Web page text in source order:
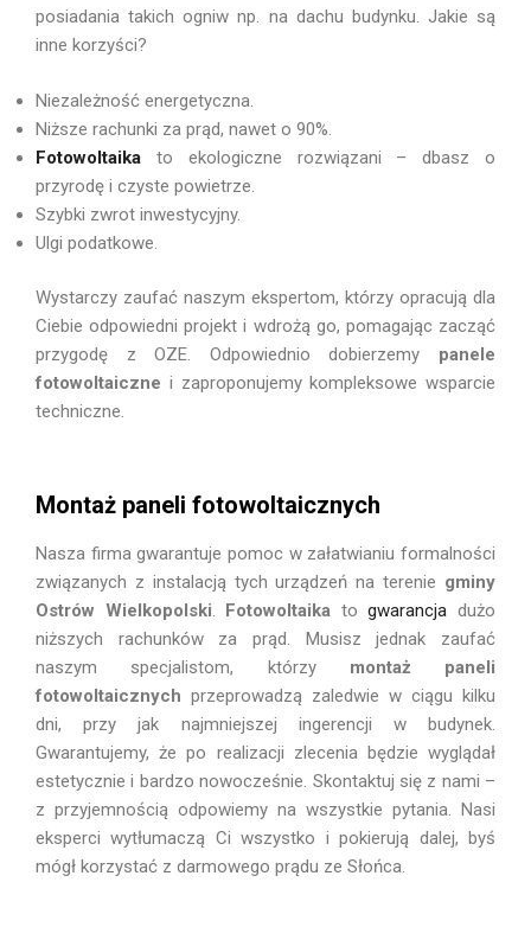
posiadania takich ogniw np. na dachu budynku. Jakie są
inne korzyści?
Niezależność energetyczna.
Niższe rachunki za prąd, nawet o 90%.
Fotowoltaika
to ekologiczne rozwiązani – dbasz o
przyrodę i czyste powietrze.
Szybki zwrot inwestycyjny.
Ulgi podatkowe.
Wystarczy zaufać naszym ekspertom, którzy opracują dla
Ciebie odpowiedni projekt i wdrożą go, pomagając zacząć
przygodę z OZE. Odpowiednio dobierzemy panele
fotowoltaiczne i zaproponujemy kompleksowe wsparcie
techniczne.
Montaż paneli fotowoltaicznych
Nasza firma gwarantuje pomoc w załatwianiu formalności
związanych z instalacją tych urządzeń na terenie gminy
Ostrów Wielkopolski
Fotowoltaika togwarancja dużo
niższych rachunków za prąd. Musisz jednak zaufać
naszym specjalistom, którzy montaż paneli
fotowoltaicznych przeprowadzą zaledwie w ciągu kilku
dni, przy jak najmniejszej ingerencji w budynek.
Gwarantujemy, że po realizacji zlecenia będzie wyglądał
estetycznie i bardzo nowocześnie. Skontaktuj się z nami –
z przyjemnością odpowiemy na wszystkie pytania. Nasi
eksperci wytłumaczą Ci wszystko i pokierują dalej, byś
mógł korzystać z darmowego prądu ze Słońca.